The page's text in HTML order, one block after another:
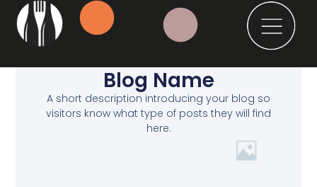
Blog Name
A short description introducing your blog so
visitors know what type of posts they will find
here.